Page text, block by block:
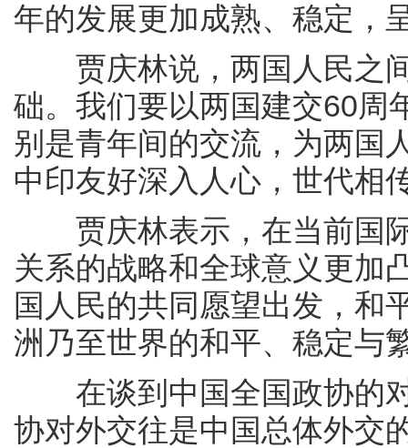
年的发展更加成熟、稳定，
贾庆林说，两国人民之间
础。我们要以两国建交60周
别是青年间的交流，为两国
中印友好深入人心，世代相
贾庆林表示，在当前国际
关系的战略和全球意义更加
国人民的共同愿望出发，和
洲乃至世界的和平、稳定与
在谈到中国全国政协的对
协对外交往是中国总体外交